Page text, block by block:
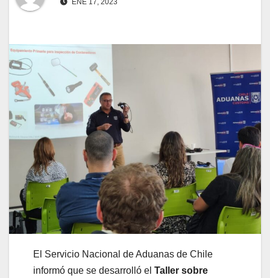
ENE 17, 2023
El Servicio Nacional de Aduanas de Chile
informó que se desarrolló el Taller sobre